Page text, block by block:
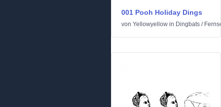
001 Pooh Holiday Dings
von Yellowyellow in Dingbats /